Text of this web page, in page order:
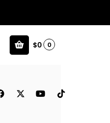
$0 0